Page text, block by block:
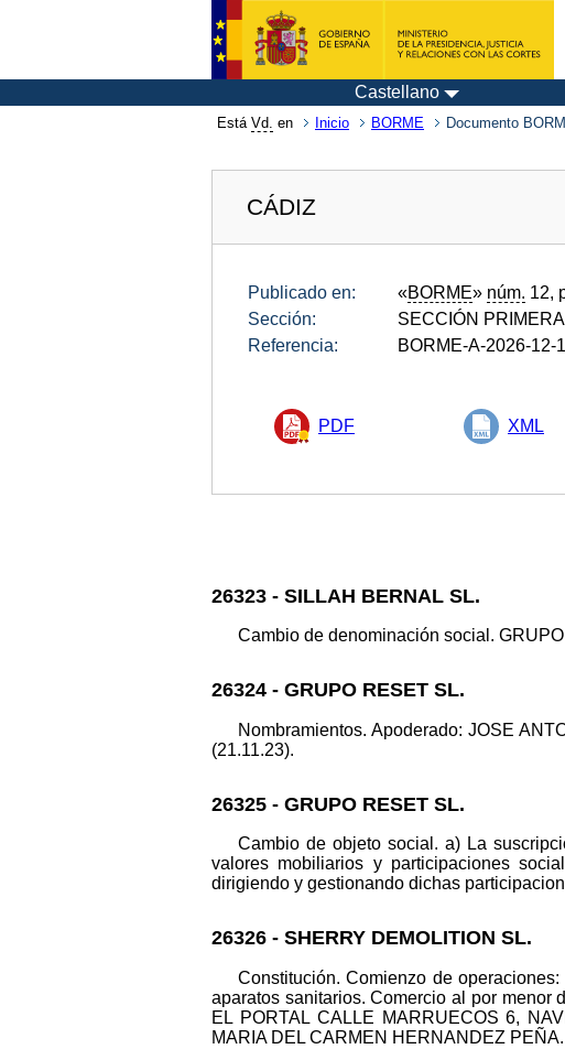
Castellano
Está Vd. en Inicio BORME Documento
CÁDIZ
Publicado en: «BORME» núm. 12,
Sección:
SECCIÓN
Referencia:
BORME-A-2026-12-
PDF XML
26323 - SILLAH BERNAL SL.
Cambio de denominación social.
26324 - GRUPO RESET SL.
Nombramientos. Apoderado: JOSE
(21.11.23).
26325 - GRUPO RESET SL.
Cambio de objeto social. a) La
valores mobiliarios y participaciones
dirigiendo y gestionando dichas
26326 - SHERRY DEMOLITION SL.
Constitución. Comienzo de
aparatos sanitarios. Comercio al por menor
EL PORTAL CALLE MARRUECOS 6,
MARIA DEL CARMEN HERNANDEZ